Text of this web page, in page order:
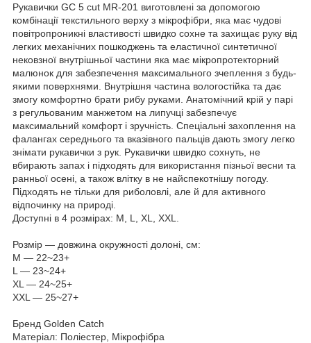
Рукавички GC 5 cut MR-201 виготовлені за допомогою
комбінації текстильного верху з мікрофібри, яка має чудові
повітропроникні властивості швидко сохне та захищає руку від
легких механічних пошкоджень та еластичної синтетичної
нековзної внутрішньої частини яка має мікропротекторний
малюнок для забезпечення максимального зчеплення з будь-
якими поверхнями. Внутрішня частина вологостійка та дає
змогу комфортно брати рибу руками. Анатомічний крій у парі
з регульованим манжетом на липучці забезпечує
максимальний комфорт і зручність. Спеціальні захоплення на
фалангах середнього та вказівного пальців дають змогу легко
знімати рукавички з рук. Рукавички швидко сохнуть, не
вбирають запах і підходять для використання пізньої весни та
ранньої осені, а також влітку в не найспекотнішу погоду.
Підходять не тільки для риболовлі, але й для активного
відпочинку на природі.
Доступні в 4 розмірах: M, L, XL, XXL.
Розмір — довжина окружності долоні, см:
M — 22~23+
L — 23~24+
XL — 24~25+
XXL — 25~27+
Бренд Golden Catch
Матеріал: Поліестер, Мікрофібра